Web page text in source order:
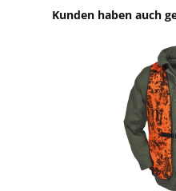
Produktgalerie überspringen
Kunden haben auch